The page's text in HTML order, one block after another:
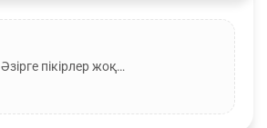
Әзірге пікірлер жоқ…